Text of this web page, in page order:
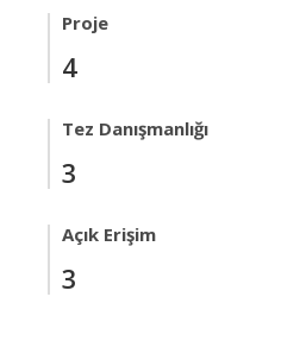
Proje
4
Tez Danışmanlığı
3
Açık Erişim
3